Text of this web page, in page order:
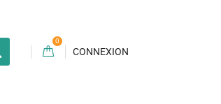
0
CONNEXION